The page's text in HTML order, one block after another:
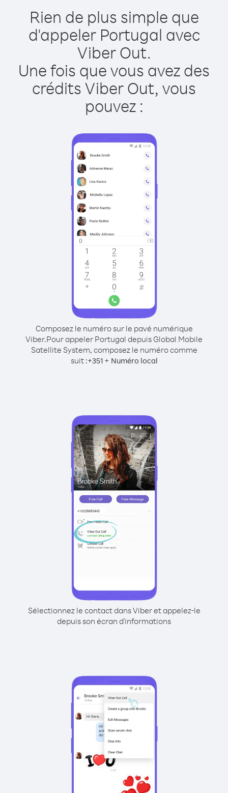
Rien de plus simple que
d'appeler Portugal avec
Viber Out.
Une fois que vous avez des
crédits Viber Out, vous
pouvez :
Composez le numéro sur le pavé numérique
Viber.Pour appeler Portugal depuis Global Mobile
Satellite System, composez le numéro comme
suit :+351+ Numéro local
Sélectionnez le contact dans Viber et appelez-le
depuis son écran d'informations